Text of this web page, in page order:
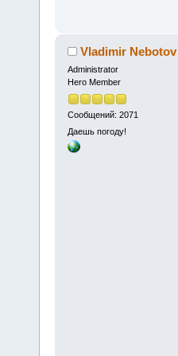
Vladimir Nebotov
Administrator
Hero Member
Сообщений: 2071
Даешь погоду!